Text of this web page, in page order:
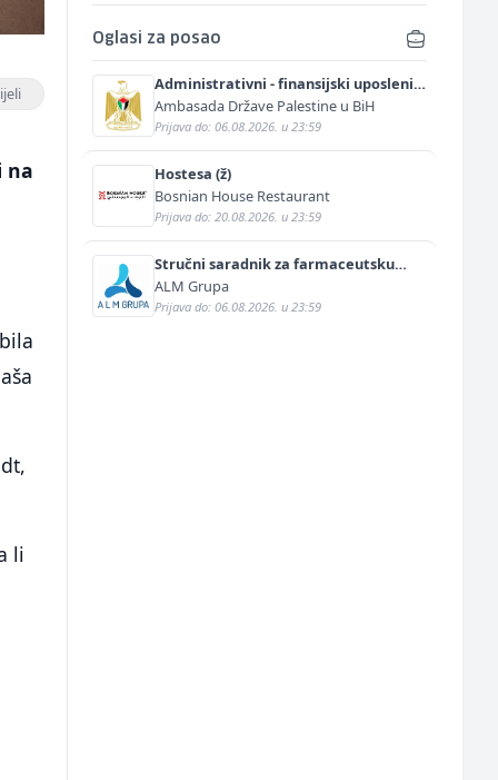
na
li
Oglasi za posao
Administrativni - finansijski uposlenik
(m/ž)
Ambasada Države Palestine u BiH
Prijava do: 06.08.2026. u 23:59
Hostesa (ž)
Bosnian House Restaurant
Prijava do: 20.08.2026. u 23:59
Stručni saradnik za farmaceutsku
prodaju (m/ž)
ALM Grupa
Prijava do: 06.08.2026. u 23:59